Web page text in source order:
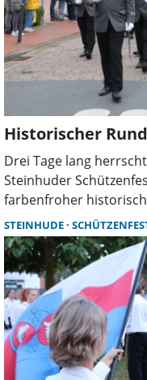
Historischer
Drei Tage lang
Steinhuder
farbenfroher
Teilnehmer prägten
blieb die Veranstaltung
an.
STEINHUDE